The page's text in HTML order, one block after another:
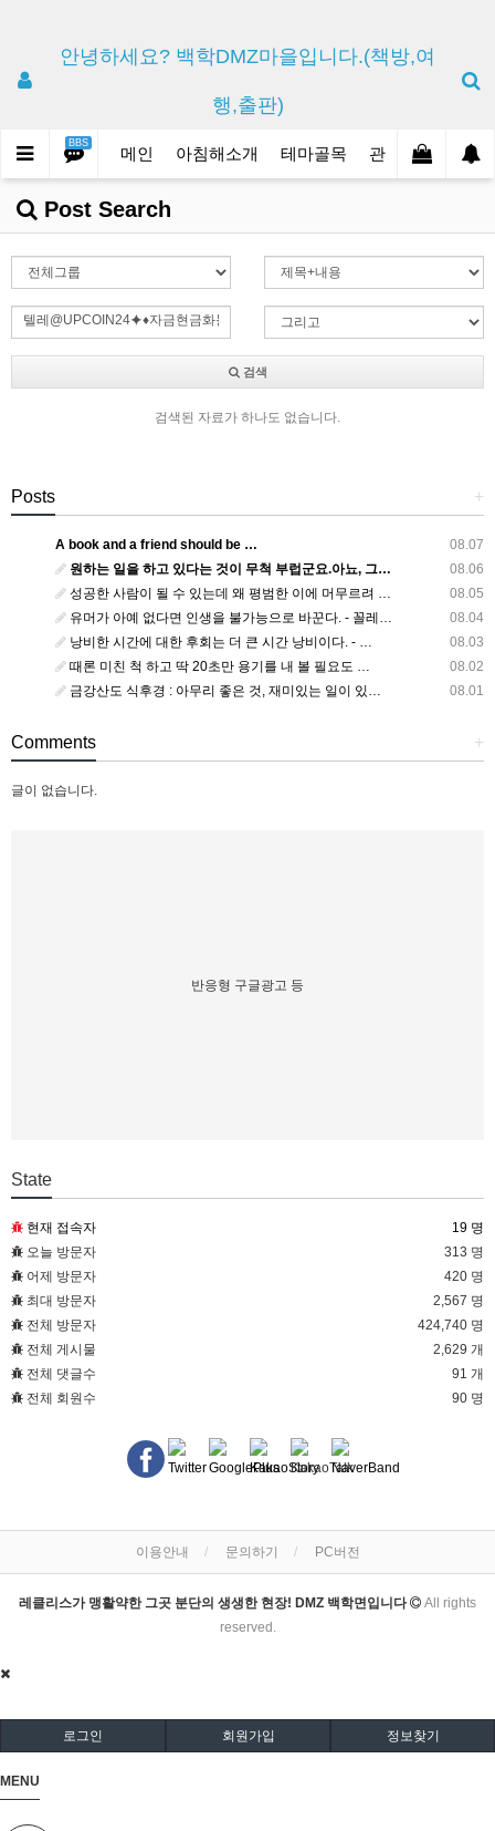
안녕하세요? 백학DMZ마을입니다.(책방,여
행,출판)
BBS
메인 아침해소개 테마골목 관광상품 백
Post Search
검색
검색된 자료가 하나도 없습니다.
+
Posts
08.07
A book and a friend should be …
08.06
원하는 일을 하고 있다는 것이 무척 부럽군요.아뇨, 그…
08.05
성공한 사람이 될 수 있는데 왜 평범한 이에 머무르려 …
08.04
유머가 아예 없다면 인생을 불가능으로 바꾼다. - 꼴레…
08.03
낭비한 시간에 대한 후회는 더 큰 시간 낭비이다. - …
08.02
때론 미친 척 하고 딱 20초만 용기를 내 볼 필요도 …
08.01
금강산도 식후경 : 아무리 좋은 것, 재미있는 일이 있…
+
Comments
글이 없습니다.
반응형 구글광고 등
State
현재 접속자
19 명
오늘 방문자
313 명
어제 방문자
420 명
최대 방문자
2,567 명
전체 방문자
424,740 명
전체 게시물
2,629 개
전체 댓글수
91 개
전체 회원수
90 명
이용안내 문의하기 PC버전
레클리스가 맹활약한 그곳 분단의 생생한 현장! DMZ 백학면입니다
All rights
reserved.
로그인 회원가입 정보찾기
MENU